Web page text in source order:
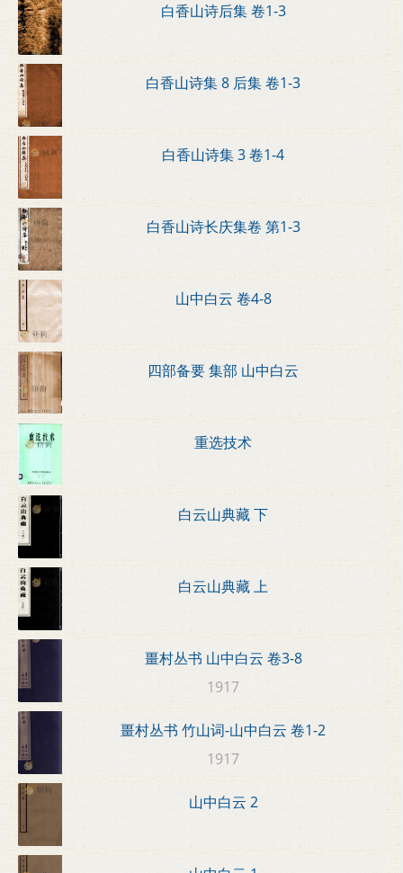
白香山诗后集 卷1-3
白香山诗集 8 后集 卷1-3
白香山诗集 3 卷1-4
白香山诗长庆集卷 第1-3
山中白云 卷4-8
四部备要 集部 山中白云
重选技术
白云山典藏 下
白云山典藏 上
畺村丛书 山中白云 卷3-8
1917
畺村丛书 竹山词-山中白云 卷1-2
1917
山中白云 2